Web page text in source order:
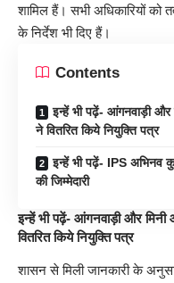
शामिल हैं। सभी अधिकारियों को
के निर्देश भी दिए हैं।
Contents
इन्हें भी पढ़ें- आंगनवाड़ी और
ने वितरित किये नियुक्ति पत्र
इन्हें भी पढ़ें- IPS अभिनव
की जिम्मेदारी
इन्हें भी पढ़ें- आंगनवाड़ी और मिनी
वितरित किये नियुक्ति पत्र
शासन से मिली जानकारी के